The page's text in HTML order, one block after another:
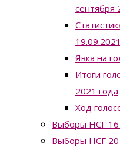
сентября
Явка на
Итоги
2021 года
Ход
Выборы НСГ 16
Выборы НСГ 20